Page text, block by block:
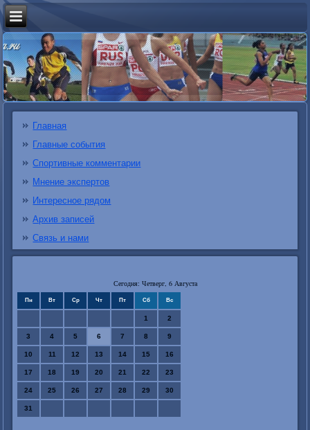
Главная
Главные события
Спортивные комментарии
Мнение экспертов
Интересное рядом
Архив записей
Связь и нами
Сегодня: Четверг, 6 Августа
Пн Вт Ср Чт Пт Сб Вс
1 2
3 4 5 6 7 8 9
10 11 12 13 14 15 16
17 18 19 20 21 22 23
24 25 26 27 28 29 30
31